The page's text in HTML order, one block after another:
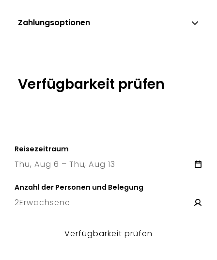
Zahlungsoptionen
Verfügbarkeit prüfen
Reisezeitraum
Thu, Aug 6 – Thu, Aug 13
Anzahl der Personen und Belegung
2Erwachsene
Verfügbarkeit prüfen